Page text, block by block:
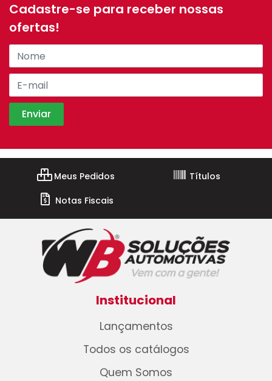
Cadastre-se para receber nossas
ofertas!
Meus Pedidos
Títulos
Notas Fiscais
Institucional
Lançamentos
Todos os catálogos
Quem Somos